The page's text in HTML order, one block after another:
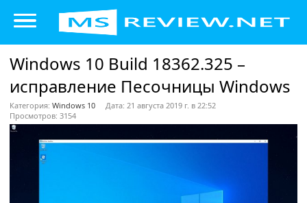
Windows 10 Build 18362.325 –
исправление Песочницы Windows
Категория: Windows 10
Дата: 21 августа 2019 г. в 22:52
Просмотров: 3154